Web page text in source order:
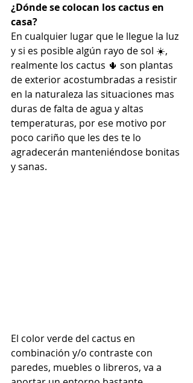
¿Dónde se colocan los cactus en
casa?
En cualquier lugar que le llegue la luz
y si es posible algún rayo de sol ☀️,
realmente los cactus 🌵 son plantas
de exterior acostumbradas a resistir
en la naturaleza las situaciones mas
duras de falta de agua y altas
temperaturas, por ese motivo por
poco cariño que les des te lo
agradecerán manteniéndose bonitas
y sanas.
El color verde del cactus en
combinación y/o contraste con
paredes, muebles o libreros, va a